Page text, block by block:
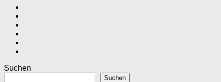
Suchen
Suchen